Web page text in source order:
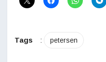
Tags : petersen